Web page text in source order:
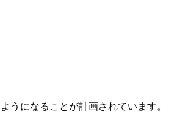
になることが計画されています。